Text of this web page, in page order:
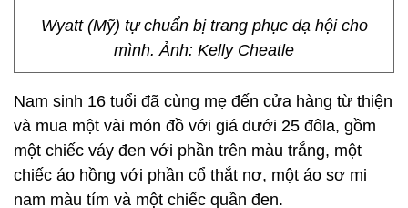
Wyatt (Mỹ) tự chuẩn bị trang phục dạ hội cho
mình. Ảnh: Kelly Cheatle
Nam sinh 16 tuổi đã cùng mẹ đến cửa hàng từ thiện
và mua một vài món đồ với giá dưới 25 đôla, gồm
một chiếc váy đen với phần trên màu trắng, một
chiếc áo hồng với phần cổ thắt nơ, một áo sơ mi
nam màu tím và một chiếc quần đen.